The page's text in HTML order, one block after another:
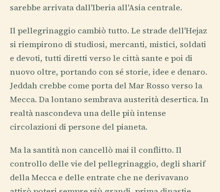
sarebbe arrivata dall'Iberia all'Asia centrale.
Il pellegrinaggio cambiò tutto. Le strade dell'Hejaz
si riempirono di studiosi, mercanti, mistici, soldati
e devoti, tutti diretti verso le città sante e poi di
nuovo oltre, portando con sé storie, idee e denaro.
Jeddah crebbe come porta del Mar Rosso verso la
Mecca. Da lontano sembrava austerità desertica. In
realtà nascondeva una delle più intense
circolazioni di persone del pianeta.
Ma la santità non cancellò mai il conflitto. Il
controllo delle vie del pellegrinaggio, degli sharif
della Mecca e delle entrate che ne derivavano